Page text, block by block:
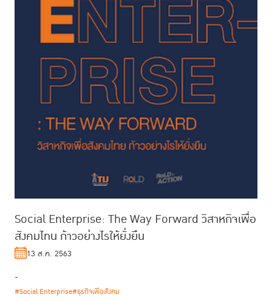
Social Enterprise: The Way Forward วิสาหกิจเพื่อ
สังคมไทน ก้าวอย่างไรให้ยั่งยืน
13 ส.ค. 2563
-
#Social Enterprise#ธุรกิจเพื่อสังคม